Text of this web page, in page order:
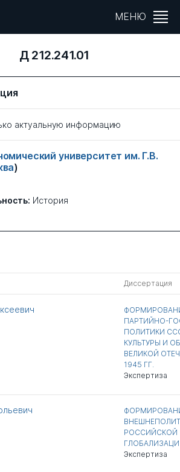
МЕНЮ
Д 212.241.01
актуальную информацию
университет им. Г.В.
)
История
Диссертация
ПАРТИЙНО-
ПОЛИТИКИ
КУЛЬТУРЫ И
ВЕЛИКОЙ
1945 ГГ.
Экспертиза
РОССИЙСКОЙ
Экспертиза